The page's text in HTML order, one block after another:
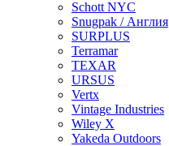
Schott NYC
Snugpak / Англия
SURPLUS
Terramar
TEXAR
URSUS
Vertx
Vintage Industries
Wiley X
Yakeda Outdoors